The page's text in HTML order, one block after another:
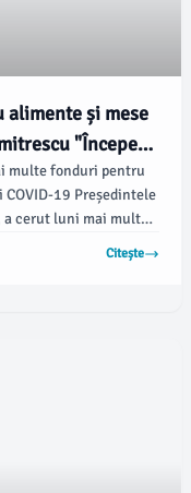
și mese
"Începe
pentru
acesta - N.
multe fonduri pentru
19 Președintele
a cerut luni mai multe
vaccinuri împotriva
se răspândească în
Citește